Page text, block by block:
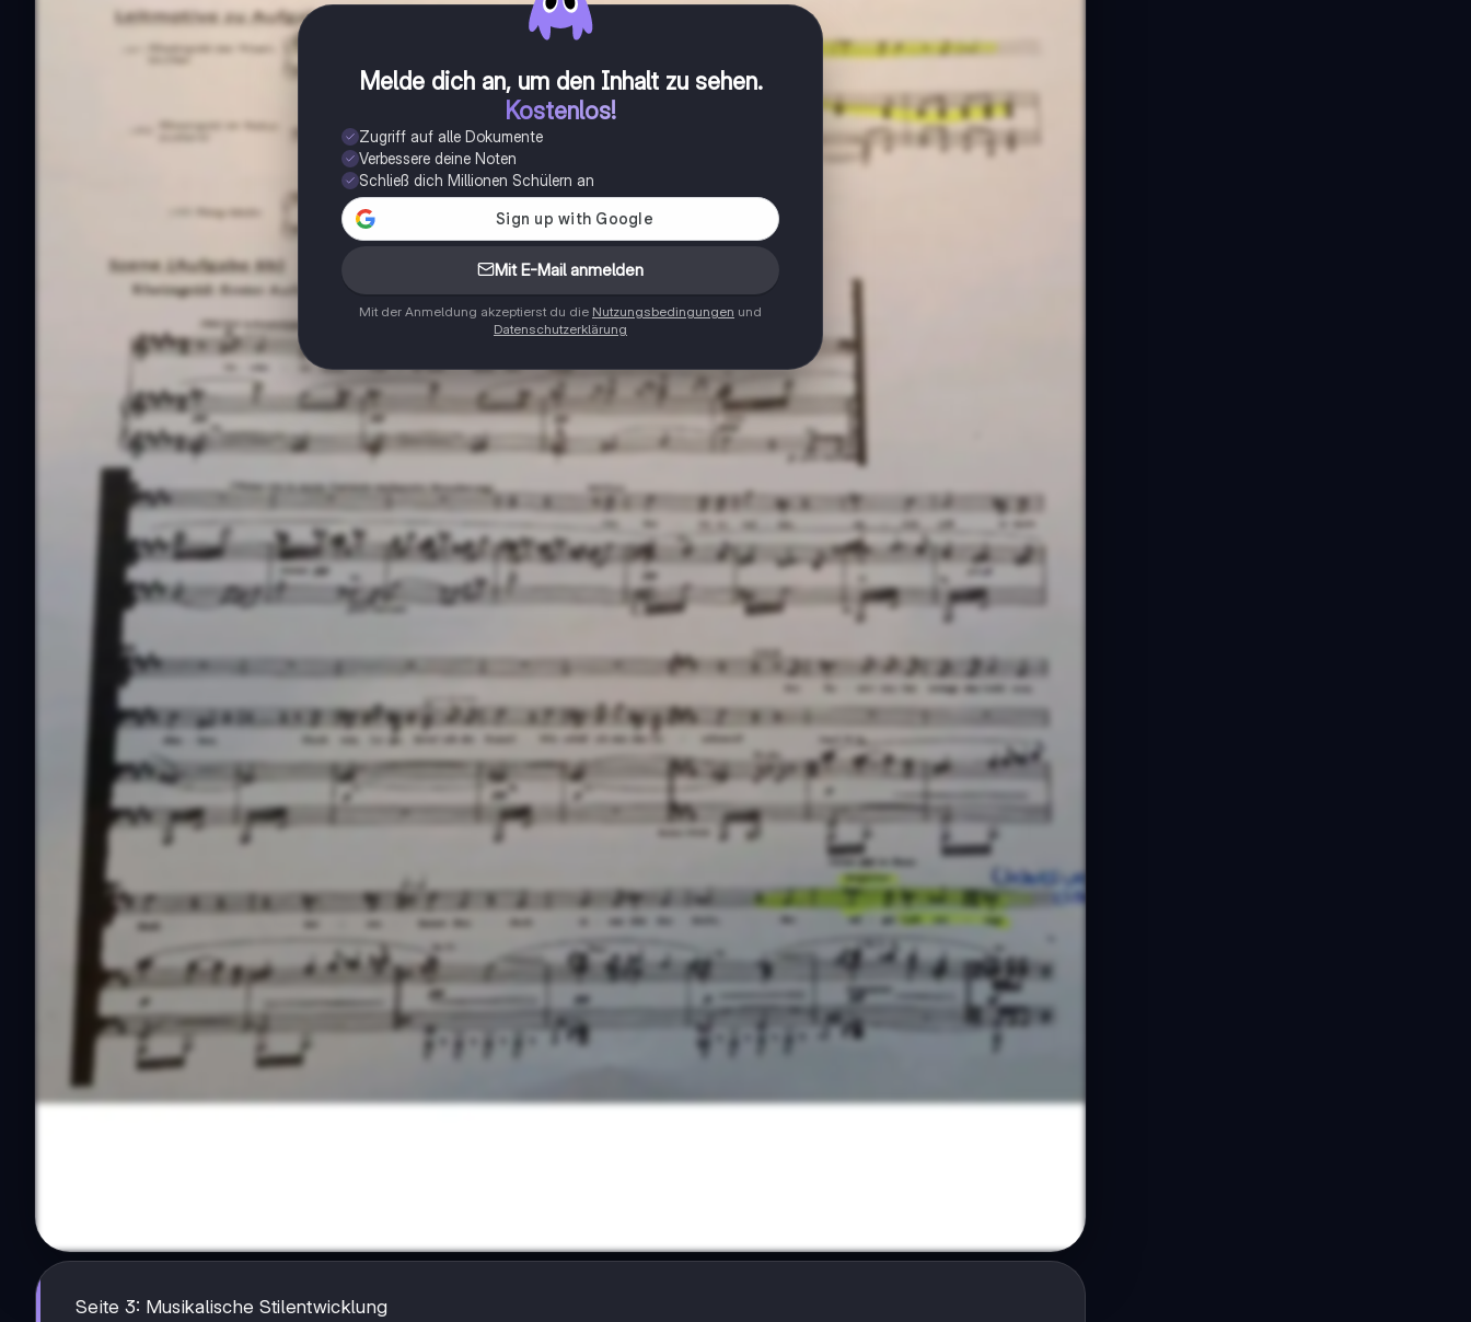
Melde dich an, um den Inhalt zu sehen.
Kostenlos!
Zugriff auf alle Dokumente
Verbessere deine Noten
Schließ dich Millionen Schülern an
Mit E-Mail anmelden
Mit der Anmeldung akzeptierst du die Nutzungsbedingungen und
Datenschutzerklärung
Seite 3: Musikalische Stilentwicklung